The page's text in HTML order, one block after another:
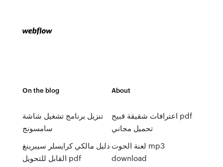
On the blog
تنزيل برنامج تشغيل شاشة
سامسونج
دليل مالكي كرايسلر سيبرينغ
القابل للتحويل pdf
About
اعترافات شقيقة قبيح pdf
تحميل مجاني
لعنة الحوت mp3
download